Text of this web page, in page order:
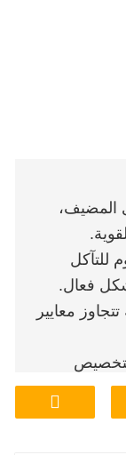
المضيف،
للتآكل
فعال.
معايير
جودة